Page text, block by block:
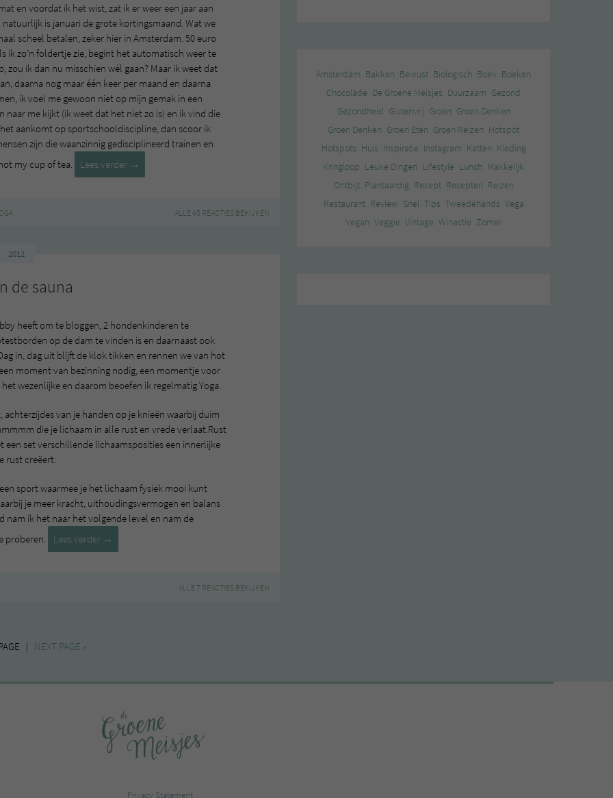
en voordat ik het wist, zat ik er weer een jaar aan
is januari de grote kortingsmaand. Wat we
scheel betalen, zeker hier in Amsterdam. 50 euro
ik zo’n foldertje zie, begint het automatisch weer te
zou ik dan nu misschien wél gaan? Maar ik weet dat
daarna nog maar één keer per maand en daarna
ik voel me gewoon niet op mijn gemak in een
me kijkt (ik weet dat het niet zo is) en ik vind die
aankomt op sportschooldiscipline, dan scoor ik
zijn die waanzinnig gedisciplineerd trainen en
my cup of tea.
Lees verder Sportschoolverbod
→
ALLE 45 REACTIES BEKIJKEN
2012
de sauna
heeft om te bloggen, 2 hondenkinderen te
op de dam te vinden is en daarnaast ook
in, dag uit blijft de klok tikken en rennen we van hot
moment van bezinning nodig, een momentje voor
wezenlijke en daarom beoefen ik regelmatig Yoga.
van je handen op je knieën waarbij duim
die je lichaam in alle rust en vrede verlaat.Rust
een set verschillende lichaamsposities een innerlijke
rust creëert.
sport waarmee je het lichaam fysiek mooi kunt
je meer kracht, uithoudingsvermogen en balans
nam ik het naar het volgende level en nam de
proberen.
Lees verder Yoga
in
→
ALLE 7 REACTIES BEKIJKEN
| NEXT PAGE »
Amsterdam Bakken Bewust Biologisch Boek Boeken
Chocolade De Groene Meisjes Duurzaam Gezond
Gezondheid Glutenvrij Groen Groen Denken
Groen Denken Groen Eten Groen Reizen Hotspot
Hotspots Huis Inspiratie Instagram Katten Kleding
Kringloop Leuke Dingen Lifestyle Lunch Makkelijk
Ontbijt Plantaardig Recept Recepten Reizen
Restaurant Review Snel Tips Tweedehands Vega
Vegan Veggie Vintage Winactie Zomer
Privacy Statement